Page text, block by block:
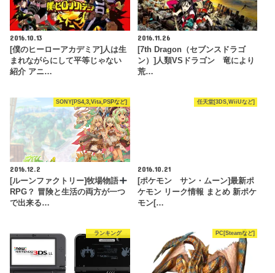
2016.10.13
[僕のヒーローアカデミア]人は生
まれながらにして平等じゃない
紹介 アニ…
2016.11.26
[7th Dragon（セブンスドラゴ
ン）]人類VSドラゴン 竜により
荒…
SONY[PS4,3,Vita,PSPなど]
2016.12.2
[ルーンファクトリー]牧場物語
RPG？ 冒険と生活の両方が一つ
で出来る…
任天堂[3DS,WiiUなど]
2016.10.21
[ポケモン サン・ムーン]最新ポ
ケモン リーク情報 まとめ 新ポケ
モン[…
ランキング PC[Steamなど]